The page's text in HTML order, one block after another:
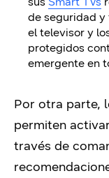
de seguridad y
el televisor y
protegidos
emergente en
Por otra parte,
permiten
través de